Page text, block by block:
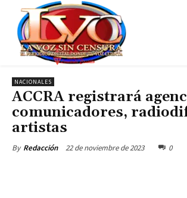
NACIONALES
ACCRA registrará
comunicadores,
artistas
By Redacción 22 de noviembre de 2023 0